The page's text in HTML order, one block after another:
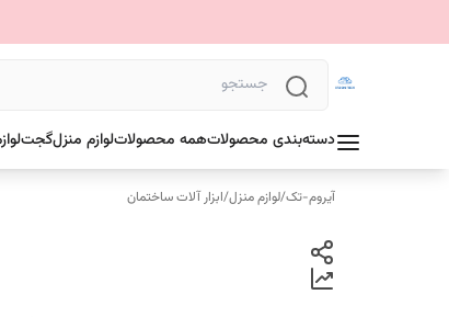
دسته‌بندی محصولاتهمه محصولاتلوازم منزلگجت
آیروم-تک/لوازم منزل/ابزار آلات ساختمان